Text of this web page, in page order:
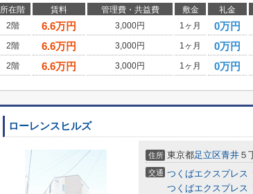
所在階 賃料 管理費・共益費 敷金 礼金
2階
6.6万円 3,000円 1ヶ月 0万円
2階
6.6万円 3,000円 1ヶ月 0万円
2階
6.6万円 3,000円 1ヶ月 0万円
ローレンスヒルズ
住所 東京都足立区青井 ５
交通 つくばエクスプレス
つくばエクスプレス